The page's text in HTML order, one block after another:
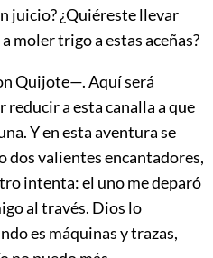
juicio? ¿Quiéreste llevar
moler trigo a estas aceñas?
Quijote—. Aquí será
a esta canalla a que
Y en esta aventura se
dos valientes encantadores,
intenta: el uno me deparó
al través. Dios lo
es máquinas y trazas,